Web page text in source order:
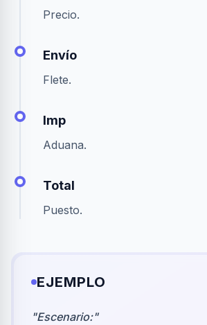
Precio.
Envío
Flete.
Imp
Aduana.
Total
Puesto.
EJEMPLO
"Escenario:"